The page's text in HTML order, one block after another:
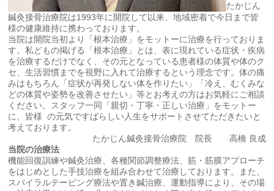
たかじん
鍼灸接骨治療院は1993年に開院して以来、地域密着で今日まで皆
様の健康維持に携わっております。
当院は開院当初より「根本治療」をモットーに治療を行っておりま
す。私どもの掲げる「根本治療」とは、表に現れている症状・疾病
を治療するだけでなく、その元となっている患者様の体質や体のク
セ、生活習慣までを視野に入れて治療するという理念です。体の痛
みはもちろん「症状が再発しない体を作りたい」「冷え、むくみな
どの体質や姿勢を改善させたい」等とお考えの方はお気軽にご相談
ください。スタッフ一同「親切・丁寧・正しい治療」をモットー
に、皆様 の元気ですばらしい人生をサポートさせてただきたいと
考えております。
たかじん鍼灸接骨治療院 院長 高橋 良成
当院の治療法
機能回復訓練や鍼灸治療、各種関節調整療法、筋・筋膜アプローチ
をはじめとした手技治療を組み合わせて治療しております。また、
スパイラルテーピング療法や置き鍼治療、運動指導により、その場